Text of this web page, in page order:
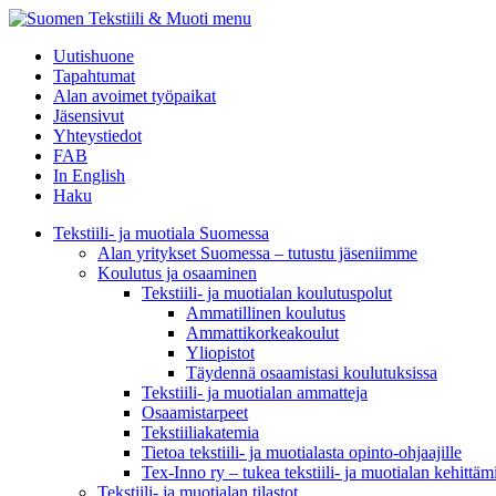
menu
Uutishuone
Tapahtumat
Alan avoimet työpaikat
Jäsensivut
Yhteystiedot
FAB
In English
Haku
Tekstiili- ja muotiala Suomessa
Alan yritykset Suomessa – tutustu jäseniimme
Koulutus ja osaaminen
Tekstiili- ja muotialan koulutuspolut
Ammatillinen koulutus
Ammattikorkeakoulut
Yliopistot
Täydennä osaamistasi koulutuksissa
Tekstiili- ja muotialan ammatteja
Osaamistarpeet
Tekstiiliakatemia
Tietoa tekstiili- ja muotialasta opinto-ohjaajille
Tex-Inno ry – tukea tekstiili- ja muotialan
Tekstiili- ja muotialan tilastot